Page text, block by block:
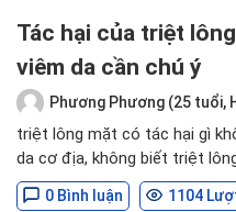
Tác hại của triệt
viêm da cần chú ý
Phương Phương (25 tuổi,
triệt lông mặt có tác hại gì
da cơ địa, không biết triệt
0 Bình luận 1104